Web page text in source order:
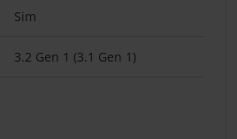
Sim
3.2 Gen 1 (3.1 Gen 1)